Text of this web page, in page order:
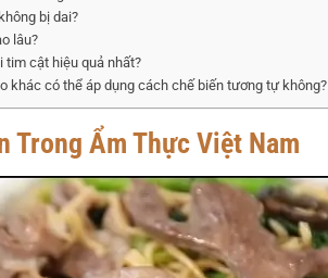
bị dai?
lâu?
tim cật hiệu quả nhất?
khác có thể áp dụng cách chế biến tương tự không?
Trong Ẩm Thực Việt Nam